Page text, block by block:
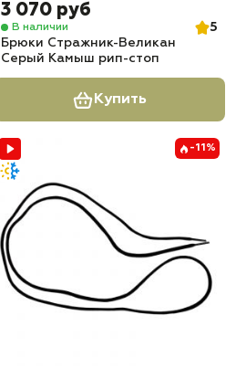
3 070 руб
В наличии
5
Брюки Стражник-Великан
Серый Камыш рип-стоп
Купить
-11%